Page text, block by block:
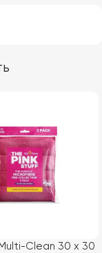
Clean 30 х 30